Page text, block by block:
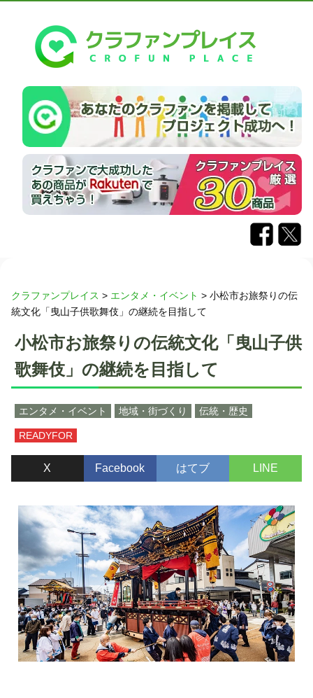
クラファンプレイス > エンタメ・イベント > 小松市お旅祭りの伝
統文化「曳山子供歌舞伎」の継続を目指して
小松市お旅祭りの伝統文化「曳山子供
歌舞伎」の継続を目指して
エンタメ・イベント 地域・街づくり 伝統・歴史
READYFOR
X Facebook はてブ LINE